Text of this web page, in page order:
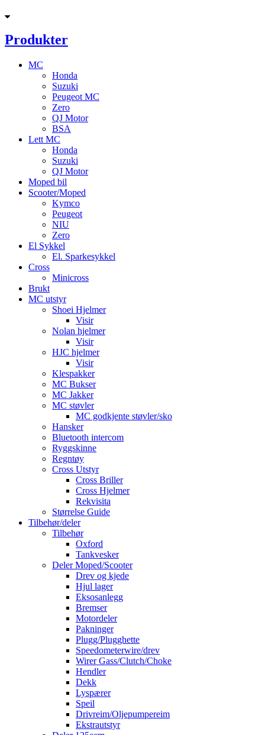
Produkter
MC
Honda
Suzuki
Peugeot MC
Zero
QJ Motor
BSA
Lett MC
Honda
Suzuki
QJ Motor
Moped bil
Scooter/Moped
Kymco
Peugeot
NIU
Zero
El Sykkel
El. Sparkesykkel
Cross
Minicross
Brukt
MC utstyr
Shoei Hjelmer
Visir
Nolan hjelmer
Visir
HJC hjelmer
Visir
Klespakker
MC Bukser
MC Jakker
MC støvler
MC godkjente støvler/sko
Hansker
Bluetooth intercom
Ryggskinne
Regntøy
Cross Utstyr
Cross Briller
Cross Hjelmer
Rekvisita
Størrelse Guide
Tilbehør/deler
Tilbehør
Oxford
Tankvesker
Deler Moped/Scooter
Drev og kjede
Hjul lager
Eksosanlegg
Bremser
Motordeler
Pakninger
Plugg/Plugghette
Speedometerwire/drev
Wirer Gass/Clutch/Choke
Hendler
Dekk
Lyspærer
Speil
Drivreim/Oljepumpereim
Ekstrautstyr